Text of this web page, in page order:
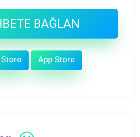
BAĞLAN
Store App Store